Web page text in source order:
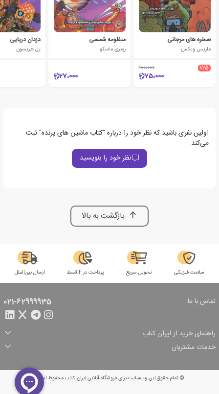
صخره های مرجانی
ماریس ویکس
٪25 100،000
75،000
منظومه شمسی
رزمری ماسکو
27،000
دزدان دریایی
پل هریسون
اولین نفری باشید که نظر خود را درباره "کتاب ماشین های پرنده" ثبت
می‌کند
نظر خود را بنویسید
بازگشت به بالا
سلامت فیزیکی تحویل سریع پرداخت در 4 قسط ارسال بین‌الملل
تماس با ما 021-62999935
راهنمای خرید از ایران کتاب
ثبت سفارش
شرایط ارسال سفارش
شیوه پرداخت
تخفیف‌های خرید
خدمات مشتریان
© تمام حقوق این وب‌سایت برای فروشگاه آنلاین ایران کتاب محفوظ است.